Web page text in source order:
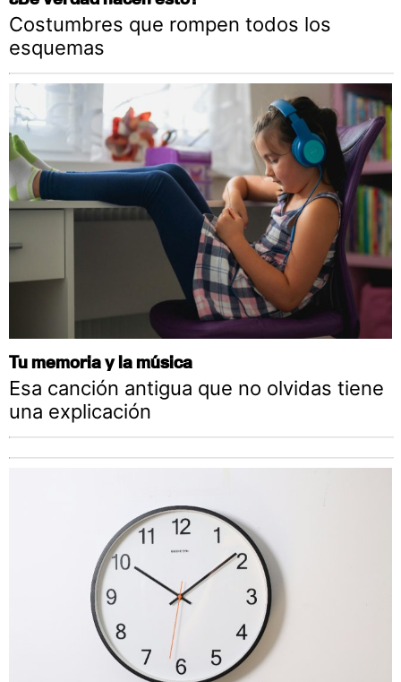
Costumbres que rompen todos los
esquemas
Tu memoria y la música
Esa canción antigua que no olvidas tiene
una explicación